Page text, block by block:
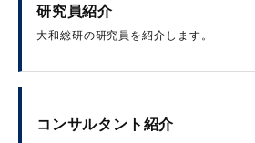
研究員紹介
大和総研の研究員を紹介します。
コンサルタント紹介